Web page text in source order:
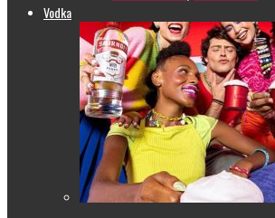
Vodka